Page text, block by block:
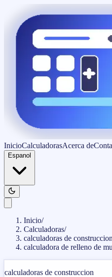
InicioCalculadorasAcerca de
Espanol
Inicio/
Calculadoras/
calculadoras de construccion
calculadora de relleno de
calculadoras de construccion